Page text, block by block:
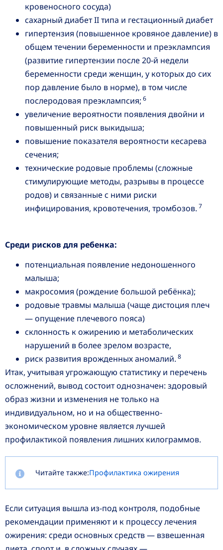
кровеносного сосуда)
сахарный диабет II типа и гестационный диабет
гипертензия (повышенное кровяное давление) в
общем течении беременности и преэклампсия
(развитие гипертензии после 20-й недели
беременности среди женщин, у которых до сих
пор давление было в норме), в том числе
послеродовая преэклампсия; 6
увеличение вероятности появления двойни и
повышенный риск выкидыша;
повышение показателя вероятности кесарева
сечения;
технические родовые проблемы (сложные
стимулирующие методы, разрывы в процессе
родов) и связанные с ними риски
инфицирования, кровотечения, тромбозов. 7
Среди рисков для ребенка:
потенциальная появление недоношенного
малыша;
макросомия (рождение большой ребёнка);
родовые травмы малыша (чаще дистоция плеч
— опущение плечевого пояса)
склонность к ожирению и метаболических
нарушений в более зрелом возрасте,
риск развития врожденных аномалий. 8
Итак, учитывая угрожающую статистику и перечень
осложнений, вывод состоит однозначен: здоровый
образ жизни и изменения не только на
индивидуальном, но и на общественно-
экономическом уровне является лучшей
профилактикой появления лишних килограммов.
Читайте также:Профилактика ожирения
Если ситуация вышла из-под контроля, подобные
рекомендации применяют и к процессу лечения
ожирения: среди основных средств — взвешенная